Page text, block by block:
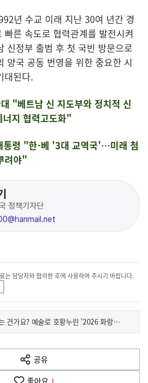
년 수교 이래 지난 30여 년간 경
빠른 속도로 협력관계를 발전시켜
신정부 출범 후 첫 국빈 방문으로
양국 공동 번영을 위한 중요한 시
대된다.
"베트남 신 지도부와 정치적 신
지 협력고도화"
령 "한-베 '3대 교역국'…미래 첨
려야"
정책기자단
는 담당자와 협의한 후에 사용하여 주시기 바랍니다.
불황이 뭔가요, 먹는 건가요? 예술로 호황누린 '2026 화랑미술제'
공유
열
기
1